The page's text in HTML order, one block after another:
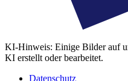
KI-Hinweis: Einige Bilder auf
KI erstellt oder bearbeitet.
Datenschutz